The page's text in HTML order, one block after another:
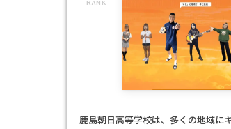
RANK
鹿島朝日高等学校は、多くの地域に